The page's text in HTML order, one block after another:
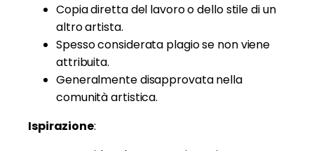
Copia diretta del lavoro o dello stile di un
altro artista.
Spesso considerata plagio se non viene
attribuita.
Generalmente disapprovata nella
comunità artistica.
Ispirazione: